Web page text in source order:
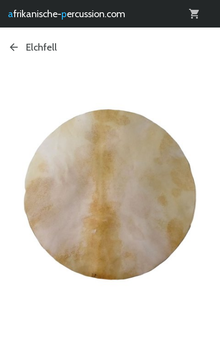
afrikanische- percussion.com
Elchfell